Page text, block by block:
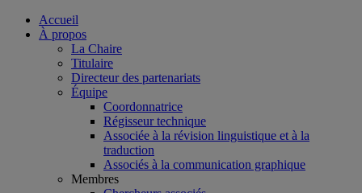
Accueil
À propos
La Chaire
Titulaire
Directeur des partenariats
Équipe
Coordonnatrice
Régisseur technique
Associée à la révision linguistique et à la
traduction
Associés à la communication graphique
Membres